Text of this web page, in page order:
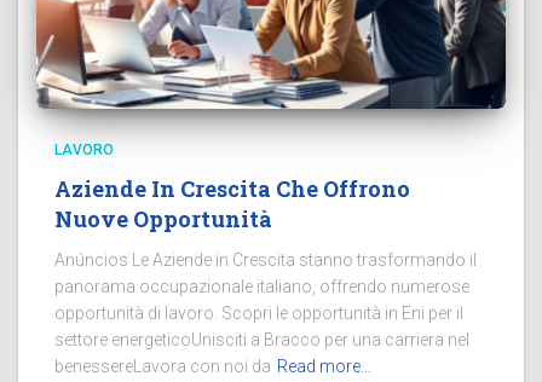
LAVORO
Aziende In Crescita Che Offrono
Nuove Opportunità
Anúncios Le Aziende in Crescita stanno trasformando il
panorama occupazionale italiano, offrendo numerose
opportunità di lavoro. Scopri le opportunità in Eni per il
settore energeticoUnisciti a Bracco per una carriera nel
benessereLavora con noi da Read more…